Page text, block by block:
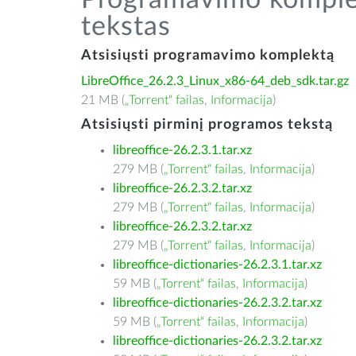
tekstas
Atsisiųsti programavimo komplektą
LibreOffice_26.2.3_Linux_x86-64_deb_sdk.tar.gz
21 MB („Torrent“ failas, Informacija)
Atsisiųsti pirminį programos tekstą
libreoffice-26.2.3.1.tar.xz
279 MB („Torrent“ failas, Informacija)
libreoffice-26.2.3.2.tar.xz
279 MB („Torrent“ failas, Informacija)
libreoffice-26.2.3.2.tar.xz
279 MB („Torrent“ failas, Informacija)
libreoffice-dictionaries-26.2.3.1.tar.xz
59 MB („Torrent“ failas, Informacija)
libreoffice-dictionaries-26.2.3.2.tar.xz
59 MB („Torrent“ failas, Informacija)
libreoffice-dictionaries-26.2.3.2.tar.xz